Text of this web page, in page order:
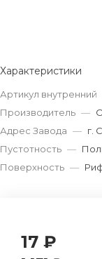
Характеристики
Артикул внутренний
Производитель —
Адрес Завода — г.
Пустотность —
Поверхность —
17 ₽